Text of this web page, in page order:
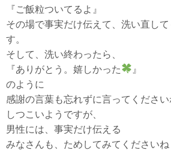
『ご飯粒ついてるよ』
その場で事実だけ伝えて、洗い直し
す。
そして、洗い終わったら、
『ありがとう。嬉しかった
』
のように
感謝の言葉も忘れずに言ってください
しつこいようですが、
男性には、事実だけ伝える
みなさんも、ためしてみてくださいね